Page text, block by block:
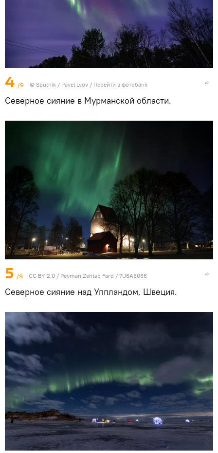
4 /9 © Sputnik / Pavel Lvov / Перейти в фотобанк
Северное сияние в Мурманской области.
5 /9 CC BY 2.0 / Peyman Zehtab Fard / 7U6A8066
Северное сияние над Уппландом, Швеция.